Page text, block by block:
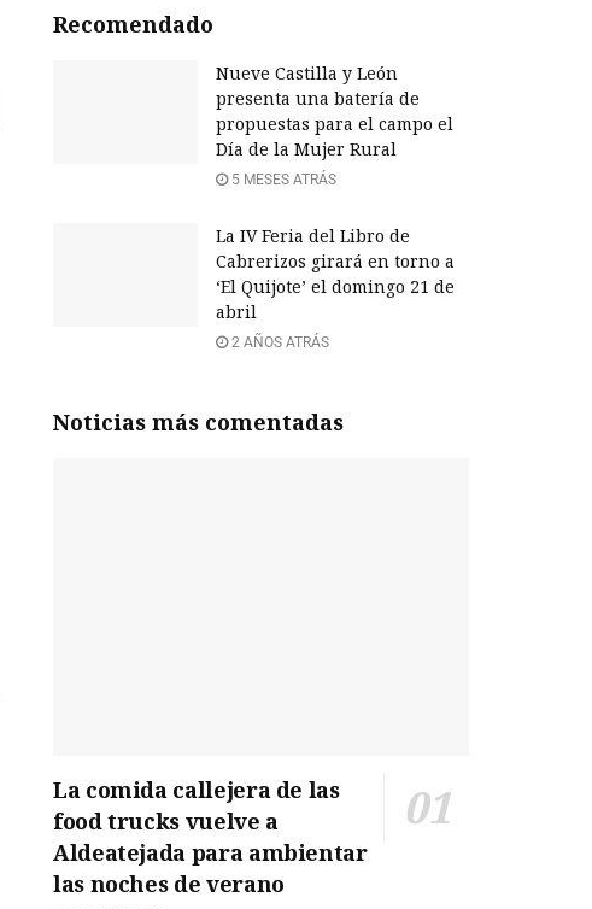
Recomendado
Nueve Castilla y León
presenta una batería de
propuestas para el campo el
Día de la Mujer Rural
5 MESES ATRÁS
La IV Feria del Libro de
Cabrerizos girará en torno a
‘El Quijote’ el domingo 21 de
abril
2 AÑOS ATRÁS
Noticias más comentadas
La comida callejera de las
food trucks vuelve a
Aldeatejada para ambientar
las noches de verano